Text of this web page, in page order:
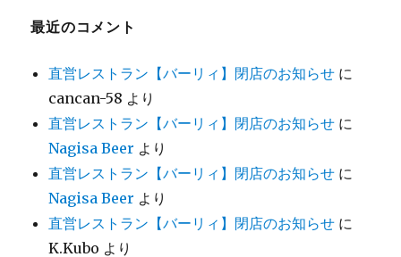
最近のコメント
直営レストラン【バーリィ】閉店のお知らせ に
cancan-58 より
直営レストラン【バーリィ】閉店のお知らせ に
Nagisa Beer より
直営レストラン【バーリィ】閉店のお知らせ に
Nagisa Beer より
直営レストラン【バーリィ】閉店のお知らせ に
K.Kubo より